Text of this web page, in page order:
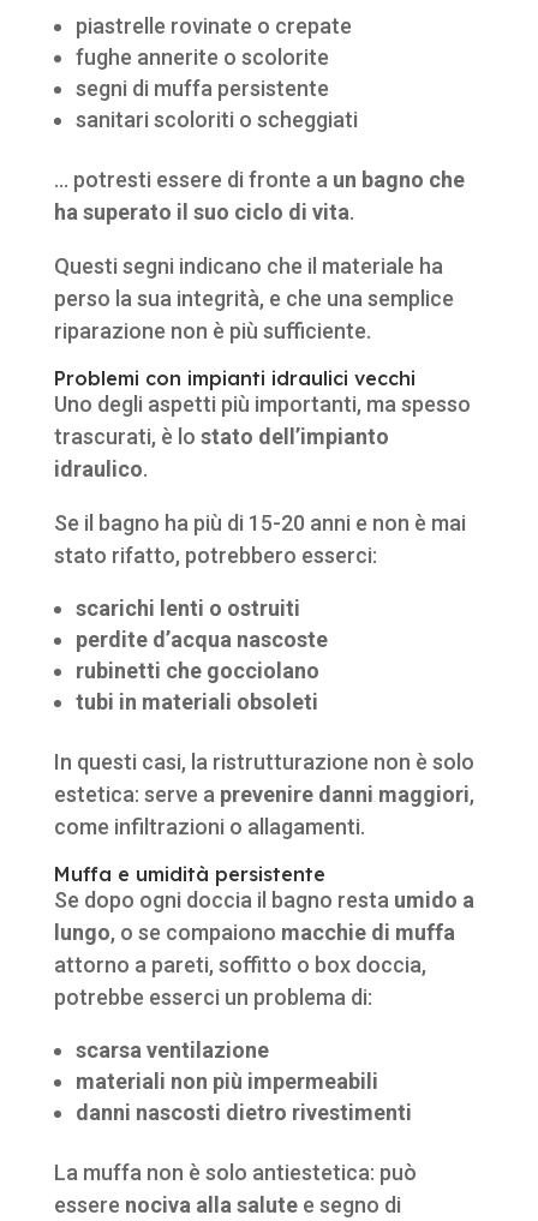
piastrelle rovinate o crepate
fughe annerite o scolorite
segni di muffa persistente
sanitari scoloriti o scheggiati
… potresti essere di fronte a un bagno che
ha superato il suo ciclo di vita.
Questi segni indicano che il materiale ha
perso la sua integrità, e che una semplice
riparazione non è più sufficiente.
Problemi con impianti idraulici vecchi
Uno degli aspetti più importanti, ma spesso
trascurati, è lo stato dell’impianto
idraulico.
Se il bagno ha più di 15-20 anni e non è mai
stato rifatto, potrebbero esserci:
scarichi lenti o ostruiti
perdite d’acqua nascoste
rubinetti che gocciolano
tubi in materiali obsoleti
In questi casi, la ristrutturazione non è solo
estetica: serve a prevenire danni maggiori,
come infiltrazioni o allagamenti.
Muffa e umidità persistente
Se dopo ogni doccia il bagno resta umido a
lungo, o se compaiono macchie di muffa
attorno a pareti, soffitto o box doccia,
potrebbe esserci un problema di:
scarsa ventilazione
materiali non più impermeabili
danni nascosti dietro rivestimenti
La muffa non è solo antiestetica: può
essere nociva alla salutee segno di